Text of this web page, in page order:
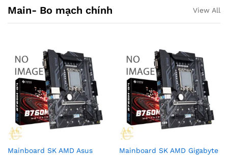
Main- Bo mạch chính View All
Mainboard SK AMD Asus
Mainboard SK AMD Gigabyte